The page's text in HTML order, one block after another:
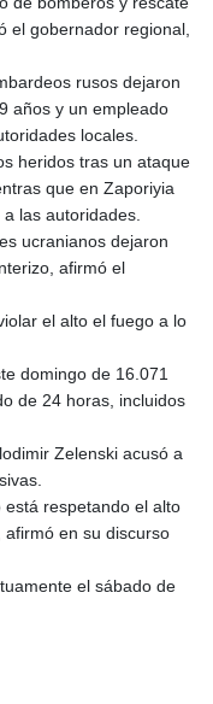
el gobernador regional,
rusos dejaron
años y un empleado
locales.
heridos tras un ataque
que en Zaporiyia
las autoridades.
ucranianos dejaron
afirmó el
el alto el fuego a lo
domingo de 16.071
de 24 horas, incluidos
Zelenski acusó a
respetando el alto
en su discurso
el sábado de